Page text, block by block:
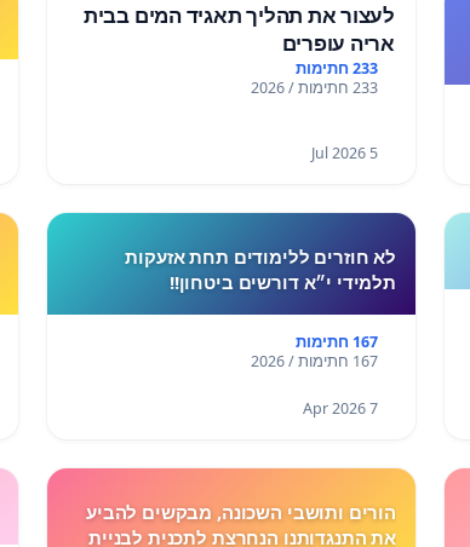
לעצור את תהליך תאגיד המים בבית
אריה עופרים
233 חתימות
233 חתימות / 2026
5 Jul 2026
לא חוזרים ללימודים תחת אזעקות
תלמידי י״א דורשים ביטחון!!
167 חתימות
167 חתימות / 2026
7 Apr 2026
הורים ותושבי השכונה, מבקשים להביע
את התנגדותנו הנחרצת לתכנית לבניית